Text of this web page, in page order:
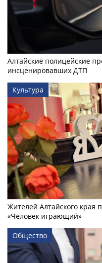
Алтайские полицейские
инсценировавших ДТП
Культура
Жителей Алтайского края
«Человек играющий»
Общество